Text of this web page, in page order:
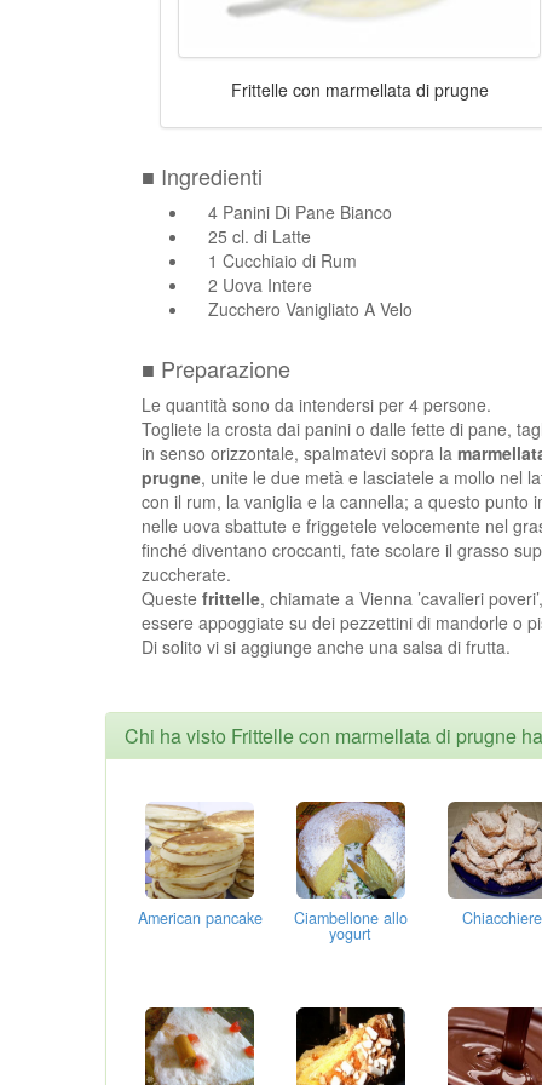
Frittelle con marmellata di prugne
■ Ingredienti
4 Panini Di Pane Bianco
25 cl. di Latte
1 Cucchiaio di Rum
2 Uova Intere
Zucchero Vanigliato A Velo
■ Preparazione
Le quantità sono da intendersi per 4 persone.
Togliete la crosta dai panini o dalle fette di pane,
in senso orizzontale, spalmatevi sopra la
prugne, unite le due metà e lasciatele a mollo nel
con il rum, la vaniglia e la cannella; a questo punto
nelle uova sbattute e friggetele velocemente nel
finché diventano croccanti, fate scolare il grasso
zuccherate.
Queste frittelle, chiamate a Vienna ’cavalieri
essere appoggiate su dei pezzettini di mandorle o
Di solito vi si aggiunge anche una salsa di frutta.
Chi ha visto Frittelle con marmellata di prugne
American pancake Ciambellone allo
yogurt
Chiacchiere